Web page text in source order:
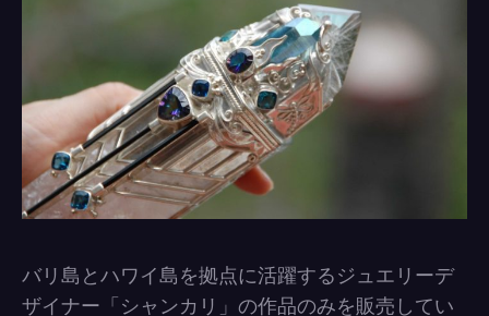
バリ島とハワイ島を拠点に活躍するジュエリーデ
ザイナー「シャンカリ」の作品のみを販売してい